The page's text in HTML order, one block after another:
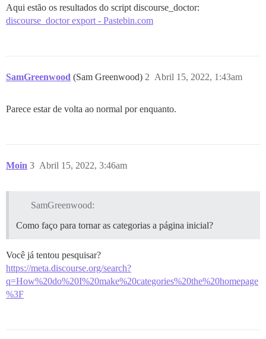
Aqui estão os resultados do script discourse_doctor:
discourse_doctor export - Pastebin.com
SamGreenwood (Sam Greenwood) Abril 15, 2022, 1:43am
2
Parece estar de volta ao normal por enquanto.
Moin Abril 15, 2022, 3:46am
3
SamGreenwood:
Como faço para tornar as categorias a página inicial?
Você já tentou pesquisar?
https://meta.discourse.org/search?
q=How%20do%20I%20make%20categories%20the%20homepage
%3F